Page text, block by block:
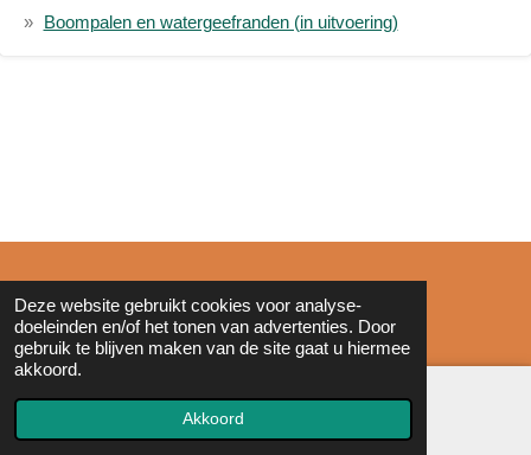
Deze website gebruikt cookies voor analyse-
doeleinden en/of het tonen van advertenties. Door
gebruik te blijven maken van de site gaat u hiermee
akkoord.
Akkoord
Boompalen en watergeefranden (in uitvoering)
© 2011 - 2026 Zonderinkt.eu